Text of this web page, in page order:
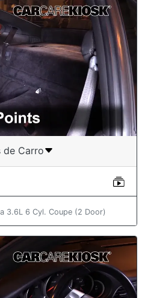
de Carro
3.6L 6 Cyl. Coupe (2 Door)